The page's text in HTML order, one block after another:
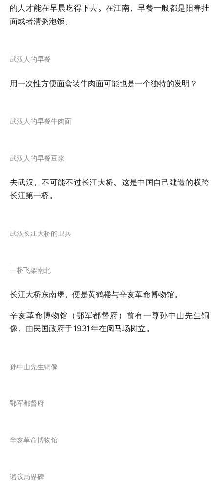
的人才能在早晨吃得下去。在江南，早餐一般都是阳春挂
面或者清粥泡饭。
武汉人的早餐
用一次性方便面盒装牛肉面可能也是一个独特的发明？
武汉人的早餐牛肉面
武汉人的早餐豆浆
去武汉，不可能不过长江大桥。这是中国自己建造的横跨
长江第一桥。
武汉长江大桥的卫兵
一桥飞架南北
长江大桥东南堡，便是黄鹤楼与辛亥革命博物馆。
辛亥革命博物馆（鄂军都督府）前有一尊孙中山先生铜
像，由民国政府于1931年在阅马场树立。
孙中山先生铜像
鄂军都督府
辛亥革命博物馆
谘议局界碑